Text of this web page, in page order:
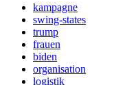
kampagne
swing-states
trump
frauen
biden
organisation
logistik